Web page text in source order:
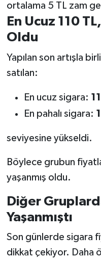
ortalama 5 TL zam
En Ucuz 110
Oldu
Yapılan son artışla
satılan:
En ucuz sigara:
En pahalı sigara:
seviyesine yükseldi.
Böylece grubun
yaşanmış oldu.
Diğer
Yaşanmıştı
Son günlerde sigara
dikkat çekiyor. Daha